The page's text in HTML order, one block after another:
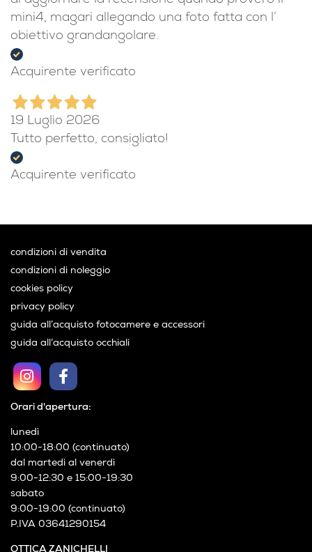
mini4, magari allegando una foto fatta con l’
obiettivo grandangolare.
Acquirente verificato
19 Luglio 2026
Tutto perfetto, consigliato!
Acquirente verificato
OTTICA ZANICHELLI
Orari d'apertura:
lunedì
10:00-18:00 (continuato)
dal martedì al venerdì
9:00-12:30 e 15:00-19:30
sabato
9:00-19:00 (continuato)
P.IVA 03641290154
condizioni di vendita
condizioni di noleggio
cookies policy
privacy policy
guida all’acquisto fotocamere e accessori
guida all’acquisto occhiali